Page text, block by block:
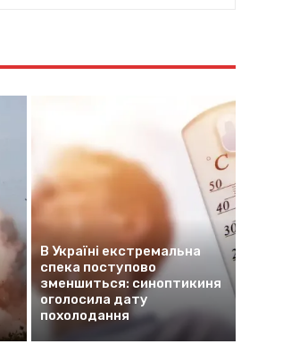
В Україні екстремальна
спека поступово
зменшиться: синоптикиня
оголосила дату
похолодання